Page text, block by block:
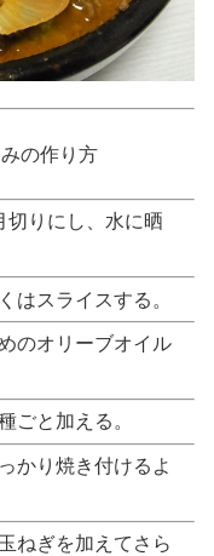
の作り方
切りにし、水に晒
はスライスする。
のオリーブオイル
ごと加える。
かり焼き付けるよ
ねぎを加えてさら